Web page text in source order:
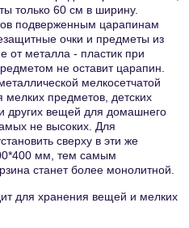
только 60 см в ширину.
подверженным царапинам
очки и предметы из
от металла - пластик при
не оставит царапин.
мелкосетчатой
мелких предметов, детских
других вещей для домашнего
не высоких. Для
сверху в эти же
мм, тем самым
станет более монолитной.
для хранения вещей и мелких